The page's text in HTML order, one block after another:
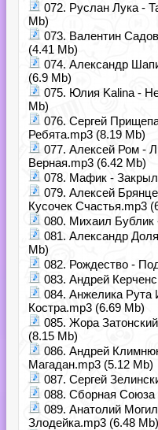
072. Руслан Лука -
Mb)
073. Валентин
(4.41 Mb)
074. Александр
(6.9 Mb)
075. Юлия Kalina -
Mb)
076. Сергей
Ребята.mp3 (8.19 Mb)
077. Алексей Ром -
Верная.mp3 (6.42 Mb)
078. Мафик -
079. Алексей
Кусочек Счастья.mp3
080. Михаил
081. Александр
Mb)
082. Рождество -
083. Андрей
084. Анжелика
Костра.mp3 (6.69 Mb)
085. Жора
(8.15 Mb)
086. Андрей
Магадан.mp3 (5.12 Mb)
087. Сергей
088. Сборная Союза
089. Анатолий
Злодейка.mp3 (6.48 Mb)